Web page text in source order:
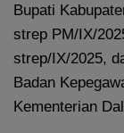
Bupati
strep PM/IX/
strep/IX/2025,
Badan
Kementerian